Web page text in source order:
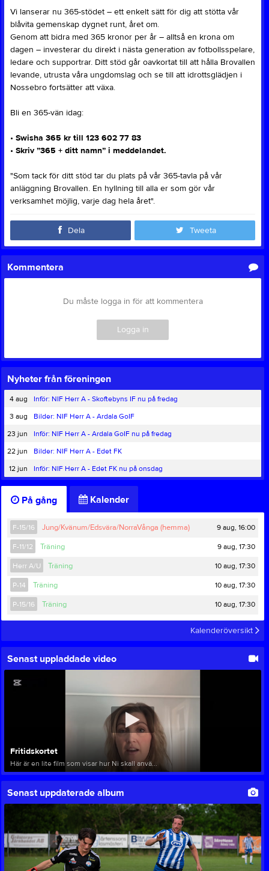
Vi lanserar nu 365-stödet – ett enkelt sätt för dig att stötta vår
blåvita gemenskap dygnet runt, året om.
Genom att bidra med 365 kronor per år – alltså en krona om
dagen – investerar du direkt i nästa generation av fotbollsspelare,
ledare och supportrar. Ditt stöd går oavkortat till att hålla Brovallen
levande, utrusta våra ungdomslag och se till att idrottsglädjen i
Nossebro fortsätter att växa.
Bli en 365-vän idag:
• Swisha 365 kr till 123 602 77 83
• Skriv ”365 + ditt namn” i meddelandet.
"Som tack för ditt stöd tar du plats på vår 365-tavla på vår
anläggning Brovallen. En hyllning till alla er som gör vår
verksamhet möjlig, varje dag hela året".
Dela Tweeta
Kommentera
Du måste logga in för att kommentera
Logga in
Nyheter från föreningen
4 aug
Inför: NIF Herr A - Skoftebyns IF nu på fredag
3 aug
Bilder: NIF Herr A - Ardala GoIF
23 jun
Inför: NIF Herr A - Ardala GoIF nu på fredag
22 jun
Bilder: NIF Herr A - Edet FK
12 jun
Inför: NIF Herr A - Edet FK nu på onsdag
På gång Kalender
F-15/16 Jung/Kvänum/Edsvära/NorraVånga (hemma) 9 aug, 16:00
F-11/12 Träning 9 aug, 17:30
Herr A/U Träning 10 aug, 17:30
P-14 Träning 10 aug, 17:30
P-15/16 Träning 10 aug, 17:30
Kalenderöversikt
Senast uppladdade video
Fritidskortet
Här är en lite film som visar hur Ni skall anvä...
Senast uppdaterade album